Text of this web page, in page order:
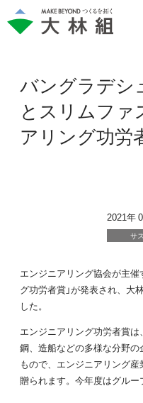
バングラデシ
とスリムファ
アリング功労
2021年
サ
エンジニアリング協会が主催
グ功労者賞」が発表され、大
した。
エンジニアリング功労者賞
鋼、造船などの多様な分野
もので、エンジニアリング
贈られます。今年度はグルー